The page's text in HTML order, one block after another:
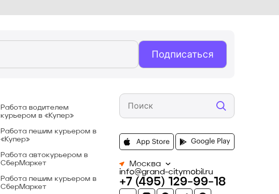
Подписаться
Работа водителем
курьером в «Купер»
Работа пешим курьером в
«Купер»
Работа автокурьером в
СберМаркет
Работа пешим курьером в
СберМаркет
Москва
info@grand-citymobil.ru
+7 (495) 129-99-18